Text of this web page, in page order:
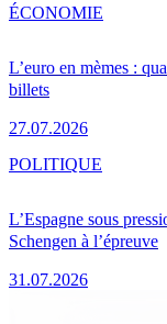
L’euro en mèmes :
billets
27.07.2026
ÉCONOMIE
L’Espagne sous
Schengen à l’épreuve
31.07.2026
POLITIQUE